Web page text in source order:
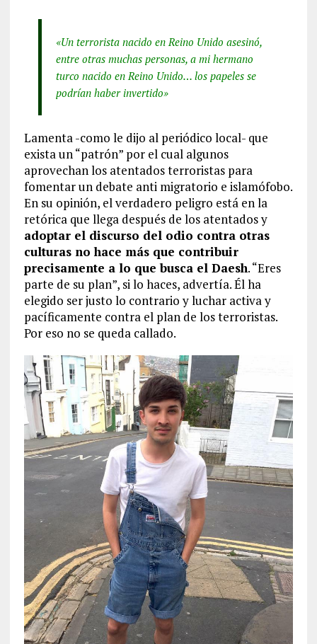
«Un terrorista nacido en Reino Unido asesinó,
entre otras muchas personas, a mi hermano
turco nacido en Reino Unido… los papeles se
podrían haber invertido»
Lamenta -como le dijo al periódico local- que
exista un “patrón” por el cual algunos
aprovechan los atentados terroristas para
fomentar un debate anti migratorio e islamófobo.
En su opinión, el verdadero peligro está en la
retórica que llega después de los atentados y
adoptar el discurso del odio contra otras
culturas no hace más que contribuir
precisamente a lo que busca el Daesh. “Eres
parte de su plan”, si lo haces, advertía. Él ha
elegido ser justo lo contrario y luchar activa y
pacíficamente contra el plan de los terroristas.
Por eso no se queda callado.